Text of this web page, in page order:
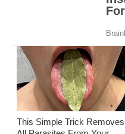
This Simple Trick Removes